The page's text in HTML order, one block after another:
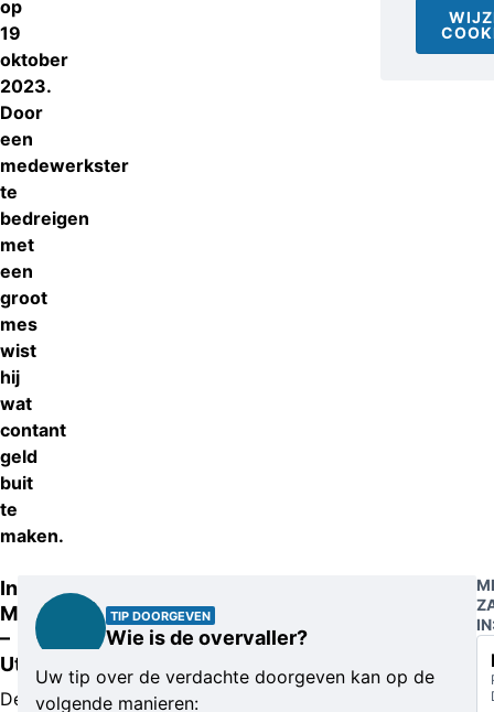
op
19
oktober
2023.
Door
een
medewerkster
te
bedreigen
met
een
groot
mes
wist
hij
wat
contant
geld
buit
te
maken.
Intercity
Meppel
–
Utrecht
De
TIP DOORGEVEN
Wie is de overvaller?
Uw tip over de verdachte doorgeven kan op de
volgende manieren: